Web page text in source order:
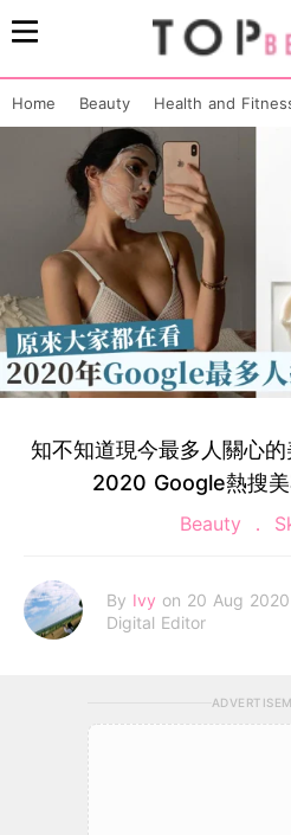
Home Beauty Health and
知不知道現今最多人關心
2020 Google熱搜美
Beauty
By Ivy on 20 Aug 2020
Digital Editor